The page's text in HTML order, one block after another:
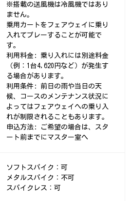
※搭載の送風機は冷風機ではあり
ません。
乗用カートをフェアウェイに乗り
入れてプレーすることが可能で
す。
利用料金: 乗り入れには別途料金
（例：1台4,620円など）が発生す
る場合があります。
利用条件: 前日の雨や当日の天
候、コースのメンテナンス状況に
よってはフェアウェイへの乗り入
れが制限されることもあります。
申込方法: ご希望の場合は、スタ
ート前までにマスター室へ
ソフトスパイク：可
メタルスパイク：不可
スパイクレス：可